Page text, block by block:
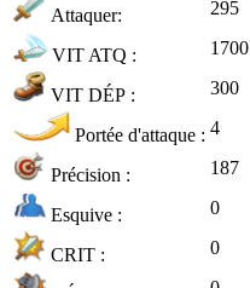
Attaquer: 295
VIT ATQ : 1700
VIT DÉP : 300
Portée d'attaque : 4
Précision : 187
Esquive : 0
CRIT : 0